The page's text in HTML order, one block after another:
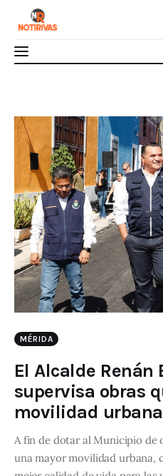
Interior del
Economía
Finanzas
Nacionales
Multimedia
MÉRIDA
El Alcalde Renán
supervisa obras
movilidad
A fin de dotar al Municipio de
una mayor movilidad urbana,